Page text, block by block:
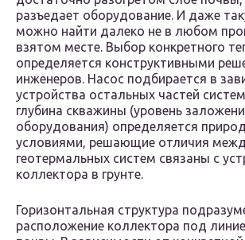
разъедает оборудование. И даже
можно найти далеко не в любом
взятом месте. Выбор конкретного
определяется конструктивными
инженеров. Насос подбирается в
устройства остальных частей
глубина скважины (уровень
оборудования) определяется
условиями, решающие отличия
геотермальных систем связаны с
коллектора в грунте.
Горизонтальная структура
расположение коллектора под